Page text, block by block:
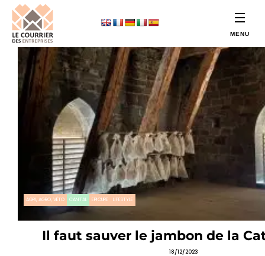
AGRI, AGRO, VÉTO CANTAL EPICURE LIFESTYLE
Il faut sauver le jambon de la
18/12/2023